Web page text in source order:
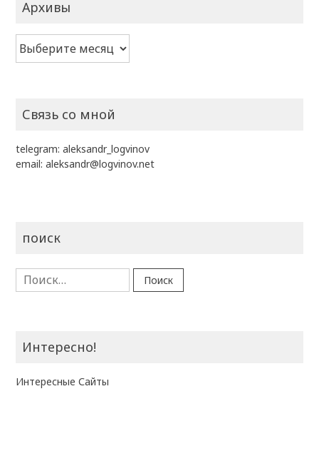
Архивы
Архивы
Связь со мной
telegram:aleksandr_logvinov
email:aleksandr@logvinov.net
поиск
Найти:
Интересно!
Интересные Сайты